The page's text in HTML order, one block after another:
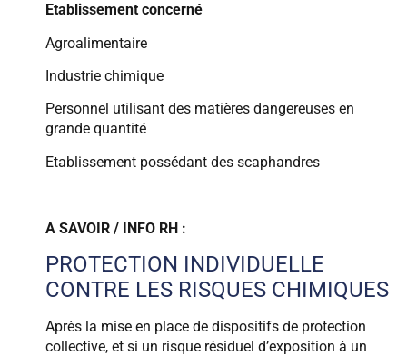
Etablissement concerné
Agroalimentaire
Industrie chimique
Personnel utilisant des matières dangereuses en
grande quantité
Etablissement possédant des scaphandres
A SAVOIR / INFO RH :
PROTECTION INDIVIDUELLE
CONTRE LES RISQUES CHIMIQUES
Après la mise en place de dispositifs de protection
collective, et si un risque résiduel d’exposition à un